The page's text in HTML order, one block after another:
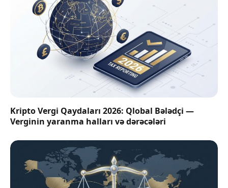
Kripto Vergi Qaydaları 2026: Qlobal Bələdçi —
Verginin yaranma halları və dərəcələri